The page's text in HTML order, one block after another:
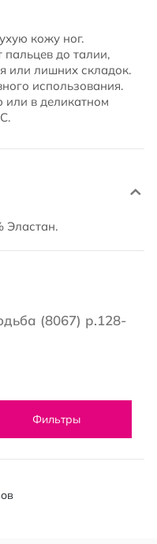
кожу ног.
пальцев до талии,
или лишних складок.
использования.
или в деликатном
Эластан.
(8067) р.128-
Фильтры